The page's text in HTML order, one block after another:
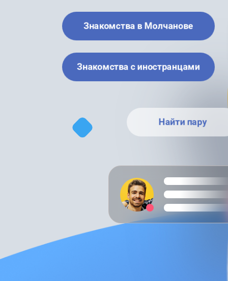
Знакомства в Молчанове
Знакомства с иностранцами
Найти пару